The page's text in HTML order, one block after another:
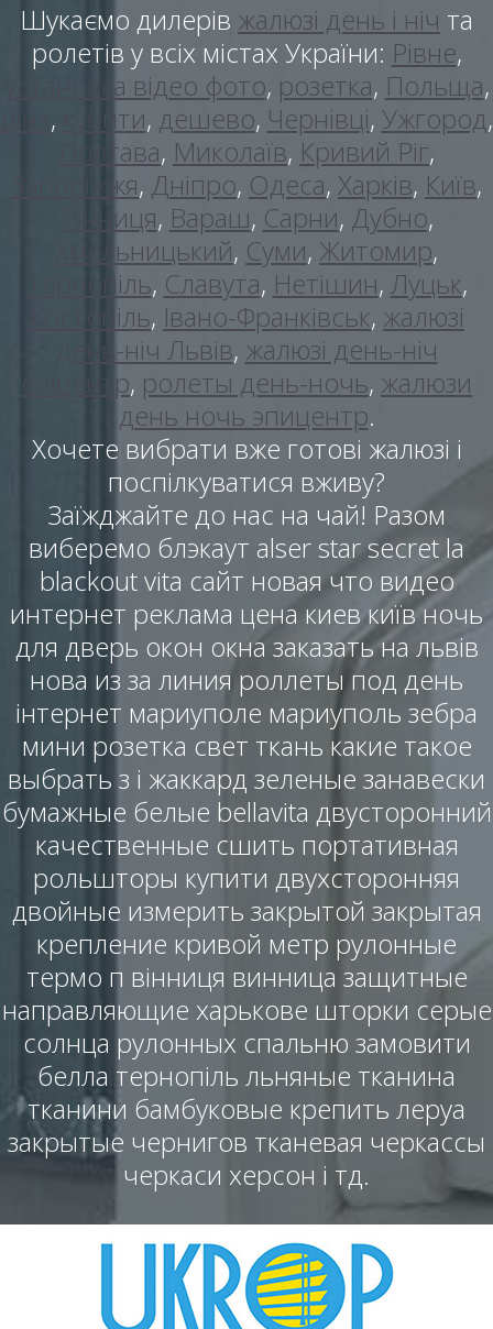
Шукаємо дилерів жалюзі день і ніч та
ролетів у всіх містах України: Рівне,
установка відео фото, розетка, Польща,
, купити, дешево, Чернівці, Ужгород,
Полтава, Миколаїв, Кривий Ріг,
Запоріжжя, Дніпро, Одеса, Харків, Київ,
Вінниця, Вараш, Сарни, Дубно,
Хмельницький, Суми, Житомир,
Тернопіль, Славута, Нетішин, Луцьк,
Костопіль, Івано-Франківськ, жалюзі
день-ніч Львів, жалюзі день-ніч
епіцентр, ролеты день-ночь, жалюзи
день ночь эпицентр.
Хочете вибрати вже готові жалюзі і
поспілкуватися вживу?
Заїжджайте до нас на чай! Разом
виберемо блэкаут alser star secret la
blackout vita сайт новая что видео
интернет реклама цена киев київ ночь
для дверь окон окна заказать на львів
нова из за линия роллеты под день
інтернет мариуполе мариуполь зебра
мини розетка свет ткань какие такое
выбрать з і жаккард зеленые занавески
бумажные белые bellavita двусторонний
качественные сшить портативная
рольшторы купити двухсторонняя
двойные измерить закрытой закрытая
крепление кривой метр рулонные
термо п вінниця винница защитные
направляющие харькове шторки серые
солнца рулонных спальню замовити
белла тернопіль льняные тканина
тканини бамбуковые крепить леруа
закрытые чернигов тканевая черкассы
черкаси херсон і тд.